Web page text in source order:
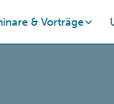
& Vorträge